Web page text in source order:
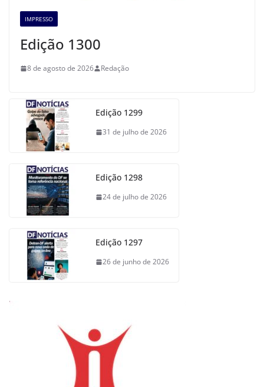
IMPRESSO
Edição 1300
8 de agosto de 2026 Redação
Edição 1299
31 de julho de 2026
Edição 1298
24 de julho de 2026
Edição 1297
26 de junho de 2026